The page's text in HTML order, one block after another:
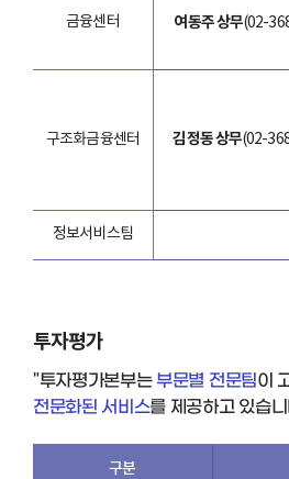
금융센터 여동주 상무(02-
구조화금융센터 김정동 상무(02-
정보서비스팀
투자평가
"투자평가본부는부문별 전문팀이
전문화된 서비스를 제공하고 있습
구분